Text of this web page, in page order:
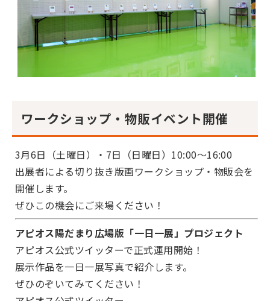
ワークショップ・物販イベント開催
3月6日（土曜日）・7日（日曜日）10:00～16:00
出展者による切り抜き版画ワークショップ・物販会を
開催します。
ぜひこの機会にご来場ください！
アピオス陽だまり広場版「一日一展」プロジェクト
アピオス公式ツイッターで正式運用開始！
展示作品を一日一展写真で紹介します。
ぜひのぞいてみてください！